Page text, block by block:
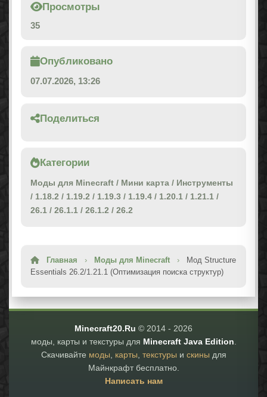
Просмотры
35
Опубликовано
07.07.2026, 13:26
Поделиться
Категории
Моды для Minecraft / Мини карта / Инструменты
/ 1.18.2 / 1.19.2 / 1.19.3 / 1.19.4 / 1.20.1 / 1.21.1 /
26.1 / 26.1.1 / 26.1.2 / 26.2
Главная › Моды для Minecraft ›
Мод Structure
Essentials 26.2/1.21.1 (Оптимизация поиска структур)
Minecraft20.Ru © 2014 - 2026
моды, карты и текстуры для Minecraft Java Edition
Скачивайте моды карты текстуры и скины для
Майнкрафт бесплатно.
Написать нам